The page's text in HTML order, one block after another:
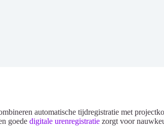
automatische tijdregistratie met
goede digitale urenregistratie zorgt voor